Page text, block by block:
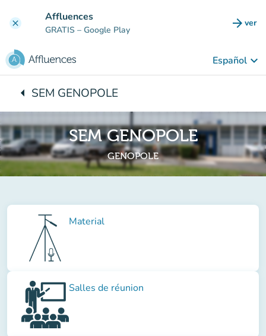
clear Affluences
GRATIS – Google Play arrow_forward ver
Español keyboard_arrow_down
arrow_leftVuelta:
SEM GENOPOLE
SEM GENOPOLE
GENOPOLE
Material
Salles de réunion